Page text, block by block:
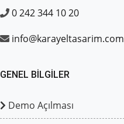
0 242 344 10 20
info@karayeltasarim.com
GENEL BILGILER
Demo Açılması